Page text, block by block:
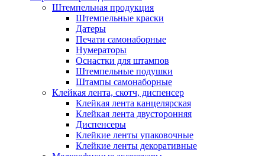
Штемпельная продукция
Штемпельные краски
Датеры
Печати самонаборные
Нумераторы
Оснастки для штампов
Штемпельные подушки
Штампы самонаборные
Клейкая лента, скотч, диспенсер
Клейкая лента канцелярская
Клейкая лента двусторонняя
Диспенсеры
Клейкие ленты упаковочные
Клейкие ленты декоративные